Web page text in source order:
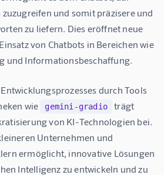
und somit präzisere und
zu liefern. Dies eröffnet neue
von Chatbots in Bereichen wie
und Informationsbeschaffung.
durch Tools
wie
gemini-gradio
trägt
von KI-Technologien bei.
Unternehmen und
ermöglicht, innovative Lösungen
Intelligenz zu entwickeln und zu